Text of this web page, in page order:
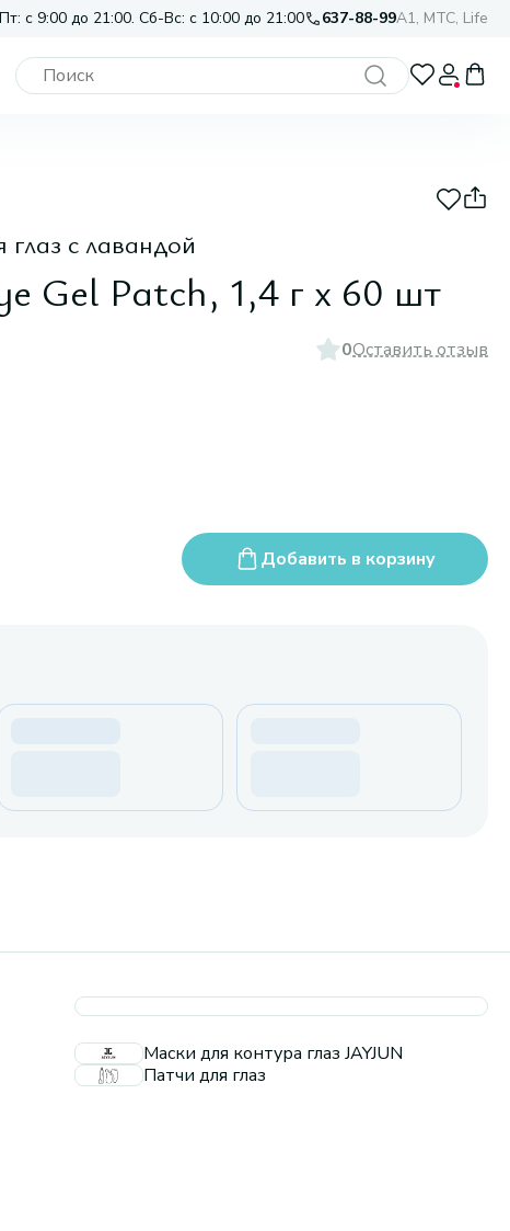
с 9:00 до 21:00. Сб-Вс: с 10:00 до 21:00 637-88-99A1, МТС, Life
глаз с лавандой
Gel Patch, 1,4 г х 60 шт
0Оставить отзыв
Добавить в корзину
Маски для контура глаз JAYJUN
Патчи для глаз